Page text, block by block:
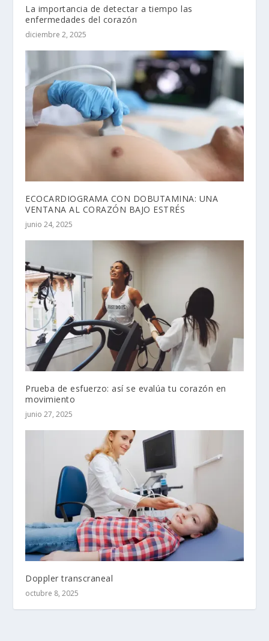
La importancia de detectar a tiempo las
enfermedades del corazón
diciembre 2, 2025
ECOCARDIOGRAMA CON DOBUTAMINA: UNA
VENTANA AL CORAZÓN BAJO ESTRÉS
junio 24, 2025
Prueba de esfuerzo: así se evalúa tu corazón en
movimiento
junio 27, 2025
Doppler transcraneal
octubre 8, 2025